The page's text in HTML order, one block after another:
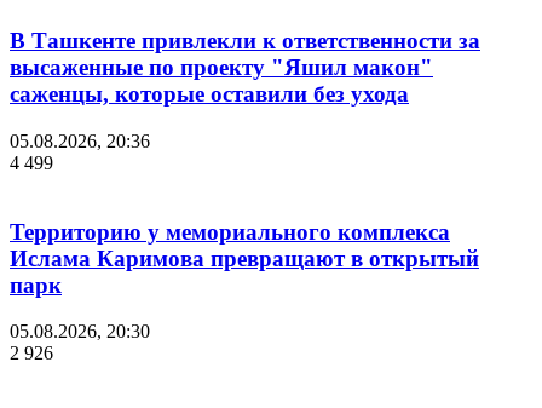
В Ташкенте привлекли к ответственности за
высаженные по проекту "Яшил макон"
саженцы, которые оставили без ухода
05.08.2026, 20:36
4 499
Территорию у мемориального комплекса
Ислама Каримова превращают в открытый
парк
05.08.2026, 20:30
2 926